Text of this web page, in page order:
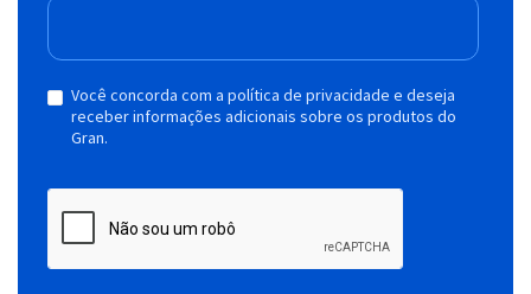
Você concorda com a política de privacidade e deseja
receber informações adicionais sobre os produtos do
Gran.